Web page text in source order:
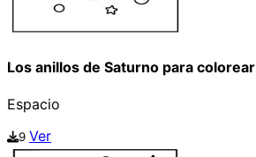
Los anillos de Saturno para colorear
Espacio
9 Ver